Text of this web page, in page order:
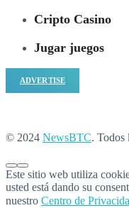
Cripto Casino
Jugar juegos
ADVERTISE
© 2024 NewsBTC. Todos
Este sitio web utiliza
usted está dando su
nuestro Centro de